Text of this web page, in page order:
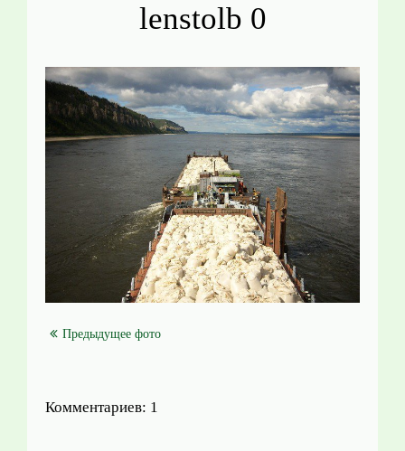
lenstolb 0
Предыдущее фото
Комментариев: 1